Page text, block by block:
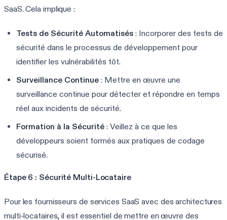
SaaS. Cela implique :
Tests de Sécurité Automatisés : Incorporer des tests de
sécurité dans le processus de développement pour
identifier les vulnérabilités tôt.
Surveillance Continue : Mettre en œuvre une
surveillance continue pour détecter et répondre en temps
réel aux incidents de sécurité.
Formation à la Sécurité : Veillez à ce que les
développeurs soient formés aux pratiques de codage
sécurisé.
Étape 6 : Sécurité Multi-Locataire
Pour les fournisseurs de services SaaS avec des architectures
multi-locataires, il est essentiel de mettre en œuvre des